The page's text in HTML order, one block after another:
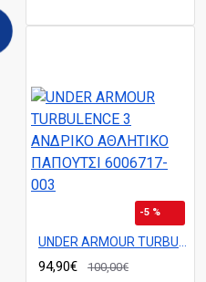
-5 %
UNDER ARMOUR TURBULENCE 3 ΑΝΔΡΙΚΟ ΑΘΛΗΤΙΚΟ ΠΑΠΟΥΤΣΙ 6006717-003
94,90€ 100,00€